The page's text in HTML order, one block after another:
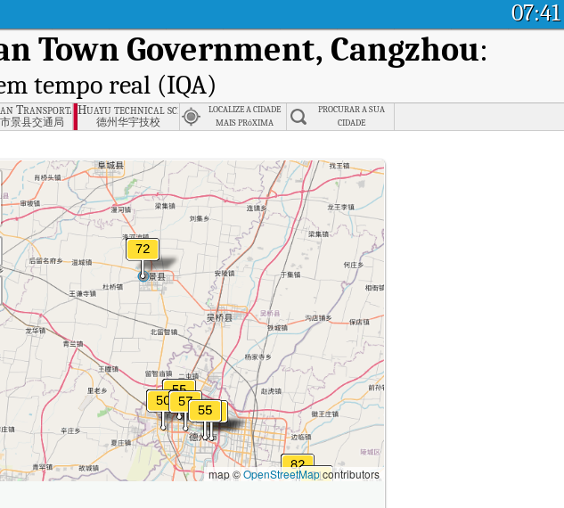
07:41
Town Government, Cangzhou:
tempo real (IQA)
Center, Hengshui
Transportation Bureau, Hengshui
景县交通局
Huayu technical school, Dezhou
德州华宇技校
LOCALIZE A CIDADE
MAIS PRóXIMA
PROCURAR A SUA
CIDADE
do Ar (IQA) em tempo real em Wuqiao County Sangyuan Town Government, Cangzhou.
map ©OpenStreetMapcontributors